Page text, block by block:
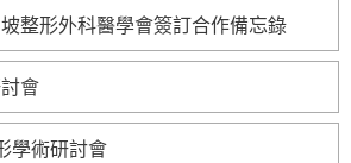
整形外科醫學會簽訂合作備忘錄
會
學術研討會